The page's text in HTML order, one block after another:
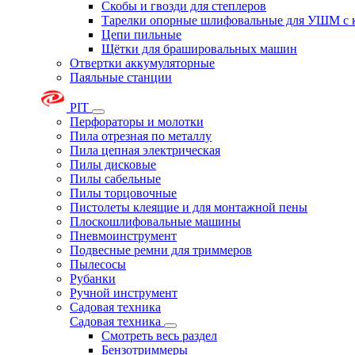
Скобы и гвозди для степлеров
Тарелки опорные шлифовальные для УШМ с
Цепи пильные
Щётки для брашировальных машин
Отвертки аккумуляторные
Паяльные станции
PIT
Перфораторы и молотки
Пила отрезная по металлу
Пила цепная электрическая
Пилы дисковые
Пилы сабельные
Пилы торцовочные
Пистолеты клеящие и для монтажной пены
Плоскошлифовальные машины
Пневмоинструмент
Подвесные ремни для триммеров
Пылесосы
Рубанки
Ручной инструмент
Садовая техника
Садовая техника
Смотреть весь раздел
Бензотриммеры